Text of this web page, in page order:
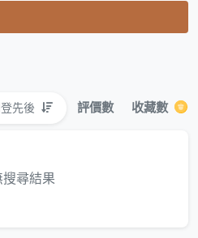
先後 評價數 收藏數
搜尋結果